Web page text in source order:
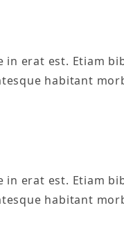
erat est. Etiam
habitant
erat est. Etiam
habitant